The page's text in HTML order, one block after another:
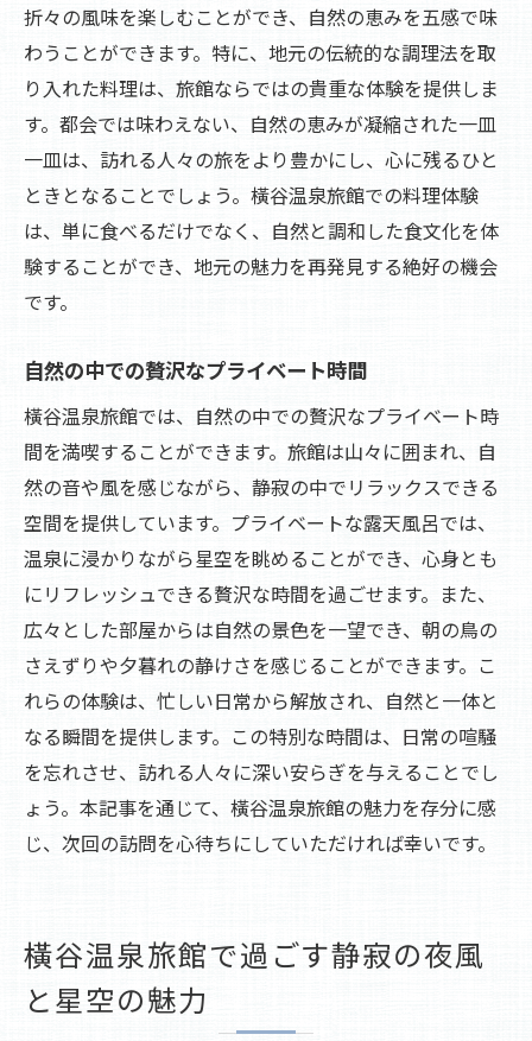
折々の風味を楽しむことができ、自然の恵みを五感で味
わうことができます。特に、地元の伝統的な調理法を取
り入れた料理は、旅館ならではの貴重な体験を提供しま
す。都会では味わえない、自然の恵みが凝縮された一皿
一皿は、訪れる人々の旅をより豊かにし、心に残るひと
ときとなることでしょう。橫谷温泉旅館での料理体験
は、単に食べるだけでなく、自然と調和した食文化を体
験することができ、地元の魅力を再発見する絶好の機会
です。
自然の中での贅沢なプライベート時間
橫谷温泉旅館では、自然の中での贅沢なプライベート時
間を満喫することができます。旅館は山々に囲まれ、自
然の音や風を感じながら、静寂の中でリラックスできる
空間を提供しています。プライベートな露天風呂では、
温泉に浸かりながら星空を眺めることができ、心身とも
にリフレッシュできる贅沢な時間を過ごせます。また、
広々とした部屋からは自然の景色を一望でき、朝の鳥の
さえずりや夕暮れの静けさを感じることができます。こ
れらの体験は、忙しい日常から解放され、自然と一体と
なる瞬間を提供します。この特別な時間は、日常の喧騒
を忘れさせ、訪れる人々に深い安らぎを与えることでし
ょう。本記事を通じて、橫谷温泉旅館の魅力を存分に感
じ、次回の訪問を心待ちにしていただければ幸いです。
橫谷温泉旅館で過ごす静寂の夜風
と星空の魅力